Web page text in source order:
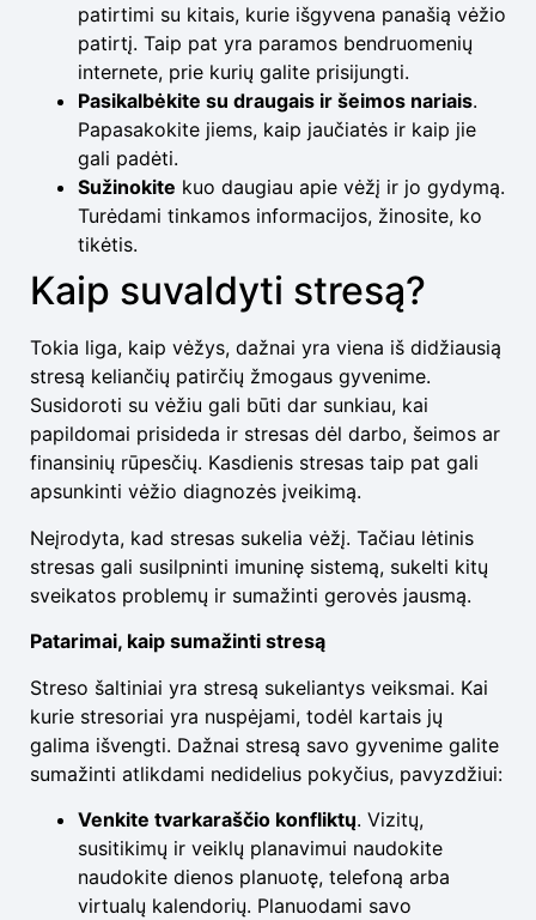
patirtimi su kitais, kurie išgyvena panašią vėžio
patirtį. Taip pat yra paramos bendruomenių
internete, prie kurių galite prisijungti.
Pasikalbėkite su draugais ir šeimos nariais.
Papasakokite jiems, kaip jaučiatės ir kaip jie
gali padėti.
Sužinokite kuo daugiau apie vėžį ir jo gydymą.
Turėdami tinkamos informacijos, žinosite, ko
tikėtis.
Kaip suvaldyti stresą?
Tokia liga, kaip vėžys, dažnai yra viena iš didžiausią
stresą keliančių patirčių žmogaus gyvenime.
Susidoroti su vėžiu gali būti dar sunkiau, kai
papildomai prisideda ir stresas dėl darbo, šeimos ar
finansinių rūpesčių. Kasdienis stresas taip pat gali
apsunkinti vėžio diagnozės įveikimą.
Neįrodyta, kad stresas sukelia vėžį. Tačiau lėtinis
stresas gali susilpninti imuninę sistemą, sukelti kitų
sveikatos problemų ir sumažinti gerovės jausmą.
Patarimai, kaip sumažinti stresą
Streso šaltiniai yra stresą sukeliantys veiksmai. Kai
kurie stresoriai yra nuspėjami, todėl kartais jų
galima išvengti. Dažnai stresą savo gyvenime galite
sumažinti atlikdami nedidelius pokyčius, pavyzdžiui:
Venkite tvarkaraščio konfliktų. Vizitų,
susitikimų ir veiklų planavimui naudokite
naudokite dienos planuotę, telefoną arba
virtualų kalendorių. Planuodami savo